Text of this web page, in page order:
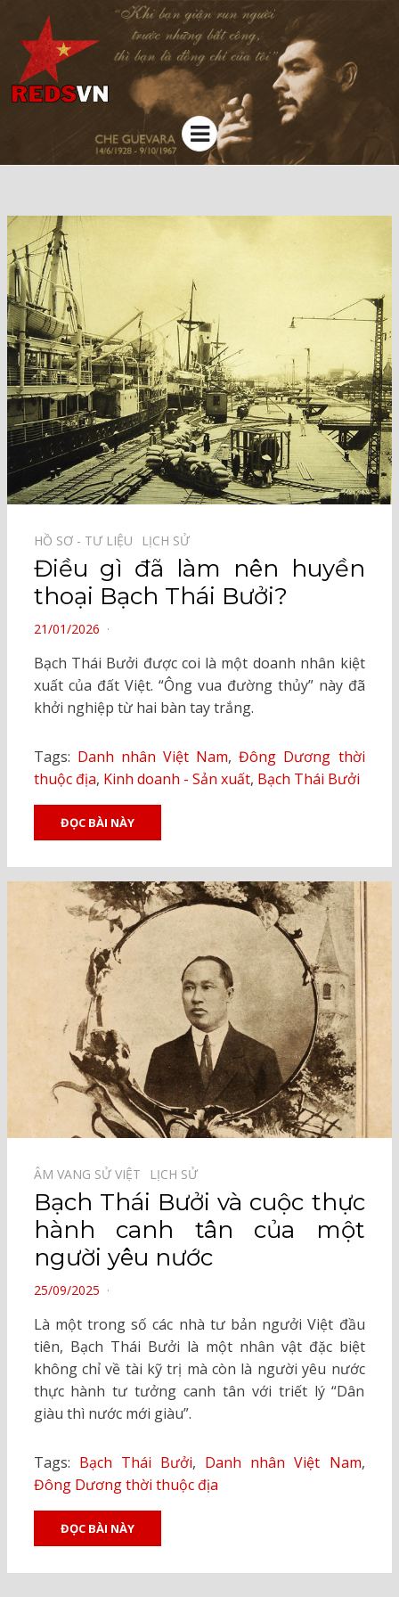
Kênh chia sẻ tri thức cộng đồng
Menu
HỒ SƠ - TƯ LIỆU⠀ LỊCH SỬ⠀
Điều gì đã làm nên huyền
thoại Bạch Thái Bưởi?
POSTED
21/01/2026
Bạch Thái Bưởi được coi là một doanh nhân kiệt
xuất của đất Việt. “Ông vua đường thủy” này đã
khởi nghiệp từ hai bàn tay trắng.
Tags: Danh nhân Việt Nam,Đông Dương thời
thuộc địa, Kinh doanh - Sản xuất, Bạch Thái Bưởi
ĐỌC BÀI NÀY
ÂM VANG SỬ VIỆT⠀ LỊCH SỬ⠀
Bạch Thái Bưởi và cuộc thực
hành canh tân của một
người yêu nước
POSTED
25/09/2025
Là một trong số các nhà tư bản ngưởi Việt đầu
tiên, Bạch Thái Bưởi là một nhân vật đặc biệt
không chỉ về tài kỹ trị mà còn là người yêu nước
thực hành tư tưởng canh tân với triết lý “Dân
giàu thì nước mới giàu”.
Tags: Bạch Thái Bưởi, Danh nhân Việt Nam,
Đông Dương thời thuộc địa
ĐỌC BÀI NÀY